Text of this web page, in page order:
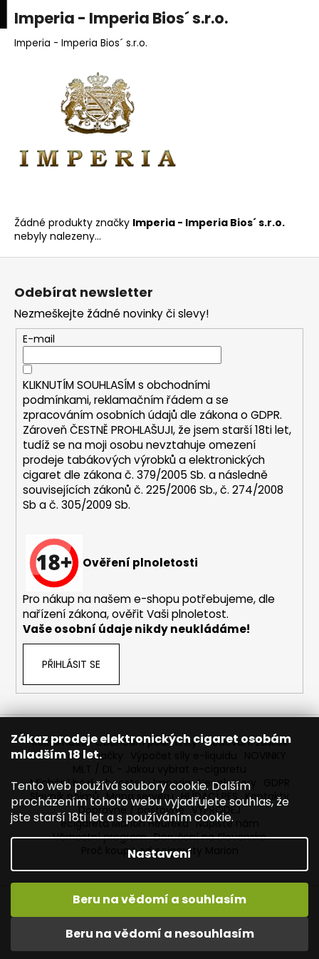
Zákaz prodeje elektronických cigaret osobám
mladším 18 let.
Tento web používá soubory cookie. Dalším
procházením tohoto webu vyjadřujete souhlas, že
jste starší 18ti let a s používáním cookie.
Nastavení
Beru na vědomí a nesouhlasím
Beru na vědomí a souhlasím
Přejít
na
obsah
Imperia - Imperia Bios´ s.r.o.
Imperia - Imperia Bios´ s.r.o.
Žádné produkty značky Imperia - Imperia Bios´ s.r.o.
nebyly nalezeny...
o Zpět
Zpět
t
ř
u
j
e
t
e
n
a
?
HLEDAT
o
u
e
m
e
JOYETECH
SS316
ATOMIZER
0,6OHM
Kč
Odebírat newsletter
Nezmeškejte žádné novinky či slevy!
E-mail
KLIKNUTÍM SOUHLASÍM s obchodními
podmínkami,reklamačním řádem a se
zpracováním osobních údajů dle zákona oGDPR.
Zároveň ČESTNĚ PROHLAŠUJI, že jsem starší 18ti let,
tudíž se na moji osobu nevztahuje omezení
prodeje tabákových výrobků a elektronických
cigaret dle zákona č. 379/2005 Sb. a následně
souvisejících zákonů č. 225/2006 Sb., č. 274/2008
Sb a č. 305/2009 Sb.
Ověření plnoletosti
Pro nákup na našem e-shopu potřebujeme, dle
nařízení zákona, ověřit Vaši plnoletost.
Vaše osobní údaje nikdy neukládáme!
PŘIHLÁSIT SE
Reklamace Obchodní podmínky Sledování zásilek
Prodávané značky
Míchání bází a boosteru Imperia Newslettery
Slovník pojmů Mapa serveru HLÍDACÍ PES Kontakty
Dopravné / poštovné VÝPRODEJ
ecigareta Marion Heureka Napište nám
Věrnostní program Doručení na Slovensko
Proč koupit od ecigarety Marion
Vytvořil Shoptet
Copyright 2026Ecigareta Marion. Všechna práva
vyhrazena.Upravit nastavení cookies